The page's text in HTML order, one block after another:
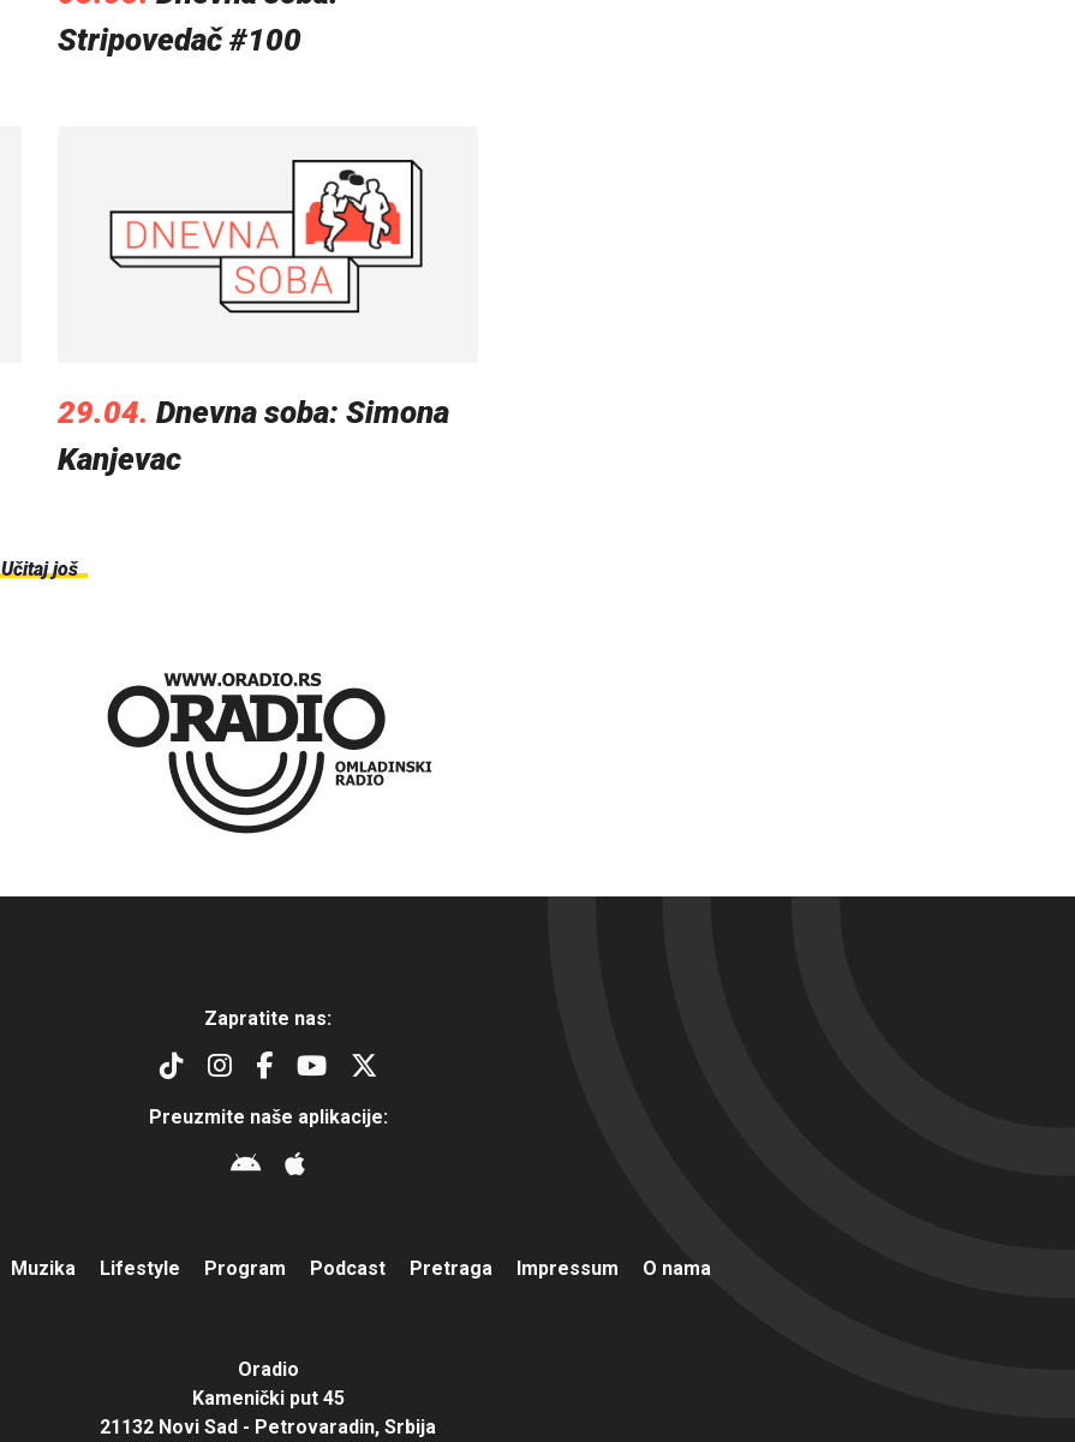
Stripovedač #100
29.04. Dnevna soba: Simona
Kanjevac
Učitaj još
Zapratite nas:
Preuzmite naše aplikacije:
Muzika Lifestyle Program Podcast Pretraga Impressum O nama
Oradio
Kamenički put 45
21132 Novi Sad - Petrovaradin, Srbija